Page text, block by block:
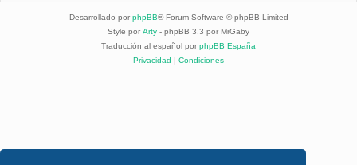
Desarrollado por phpBB® Forum Software © phpBB Limited
Style por Arty - phpBB 3.3 por MrGaby
Traducción al español por phpBB España
Privacidad | Condiciones